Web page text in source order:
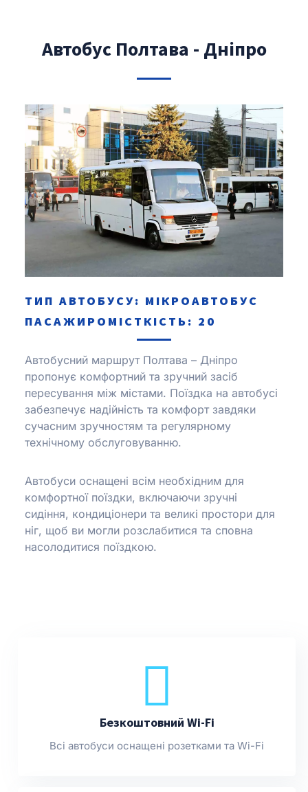
Автобус Полтава - Дніпро
ТИП АВТОБУСУ: МІКРОАВТОБУС
ПАСАЖИРОМІСТКІСТЬ: 20
Автобусний маршрут Полтава – Дніпро
пропонує комфортний та зручний засіб
пересування між містами. Поїздка на автобусі
забезпечує надійність та комфорт завдяки
сучасним зручностям та регулярному
технічному обслуговуванню.
Автобуси оснащені всім необхідним для
комфортної поїздки, включаючи зручні
сидіння, кондиціонери та великі простори для
ніг, щоб ви могли розслабитися та сповна
насолодитися поїздкою.
Безкоштовний Wi-Fi
Всі автобуси оснащені розетками та Wi-Fi